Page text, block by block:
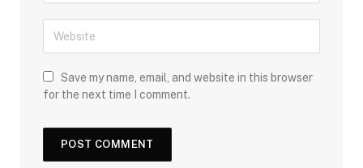
Save my name, email, and website in this browser
for the next time I comment.